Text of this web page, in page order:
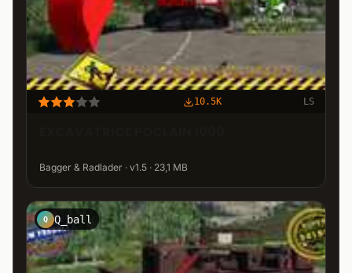
10.5K LS
Bagger & Radlader · v1.5 · 23,1 MB
Q Q_ball